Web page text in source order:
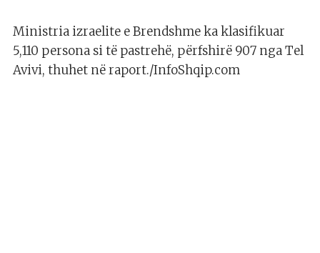
Ministria izraelite e Brendshme ka klasifikuar
5,110 persona si të pastrehë, përfshirë 907 nga Tel
Avivi, thuhet në raport./InfoShqip.com